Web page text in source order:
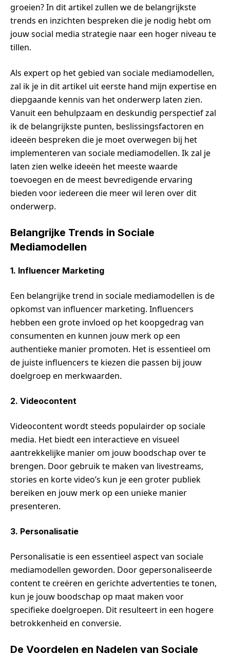
groeien? In dit artikel zullen we de belangrijkste
trends en inzichten bespreken die je nodig hebt om
jouw social media strategie naar een hoger niveau te
tillen.
Als expert op het gebied van sociale mediamodellen,
zal ik je in dit artikel uit eerste hand mijn expertise en
diepgaande kennis van het onderwerp laten zien.
Vanuit een behulpzaam en deskundig perspectief zal
ik de belangrijkste punten, beslissingsfactoren en
ideeën bespreken die je moet overwegen bij het
implementeren van sociale mediamodellen. Ik zal je
laten zien welke ideeën het meeste waarde
toevoegen en de meest bevredigende ervaring
bieden voor iedereen die meer wil leren over dit
onderwerp.
Belangrijke Trends in Sociale
Mediamodellen
1. Influencer Marketing
Een belangrijke trend in sociale mediamodellen is de
opkomst van influencer marketing. Influencers
hebben een grote invloed op het koopgedrag van
consumenten en kunnen jouw merk op een
authentieke manier promoten. Het is essentieel om
de juiste influencers te kiezen die passen bij jouw
doelgroep en merkwaarden.
2. Videocontent
Videocontent wordt steeds populairder op sociale
media. Het biedt een interactieve en visueel
aantrekkelijke manier om jouw boodschap over te
brengen. Door gebruik te maken van livestreams,
stories en korte video’s kun je een groter publiek
bereiken en jouw merk op een unieke manier
presenteren.
3. Personalisatie
Personalisatie is een essentieel aspect van sociale
mediamodellen geworden. Door gepersonaliseerde
content te creëren en gerichte advertenties te tonen,
kun je jouw boodschap op maat maken voor
specifieke doelgroepen. Dit resulteert in een hogere
betrokkenheid en conversie.
De Voordelen en Nadelen van Sociale